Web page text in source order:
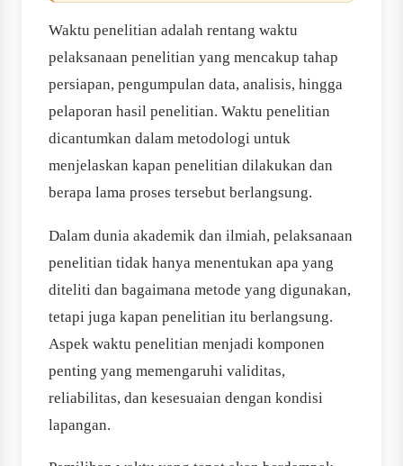
Waktu penelitian adalah rentang waktu
pelaksanaan penelitian yang mencakup tahap
persiapan, pengumpulan data, analisis, hingga
pelaporan hasil penelitian. Waktu penelitian
dicantumkan dalam metodologi untuk
menjelaskan kapan penelitian dilakukan dan
berapa lama proses tersebut berlangsung.
Dalam dunia akademik dan ilmiah, pelaksanaan
penelitian tidak hanya menentukan apa yang
diteliti dan bagaimana metode yang digunakan,
tetapi juga kapan penelitian itu berlangsung.
Aspek waktu penelitian menjadi komponen
penting yang memengaruhi validitas,
reliabilitas, dan kesesuaian dengan kondisi
lapangan.